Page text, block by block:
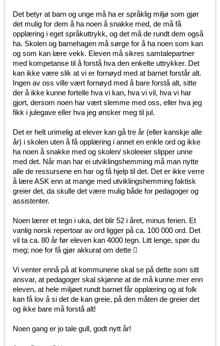
Det betyr at barn og unge må ha er språklig miljø som gjør
det mulig for dem å ha noen å snakke med, de må få
opplæring i eget språkuttrykk, og det må de rundt dem også
ha. Skolen og barnehagen må sørge for å ha noen som kan
og som kan lære vekk. Eleven må sikres samtalepartner
med kompetanse til å forstå hva den enkelte uttrykker. Det
kan ikke være slik at vi er fornøyd med at barnet forstår alt.
Ingen av oss ville vært fornøyd med å bare forstå alt, sitte
der å ikke kunne fortelle hva vi kan, hva vi vil, hva vi har
gjort, dersom noen har vært slemme med oss, eller hva jeg
fikk i julegave eller hva jeg ønsker meg til jul.
Det er helt urimelig at elever kan gå tre år (eller kanskje alle
år) i skolen uten å få opplæring i annet en enkle ord og ikke
ha noen å snakke med og skolen/ skoleeier slipper unne
med det. Når man har ei utviklingshemming må man nytte
alle de ressursene en har og få hjelp til det. Det er ikke verre
å lære ASK enn at mange med utviklingshemming faktisk
greier det, da skulle det være mulig både for pedagoger og
assistenter.
Noen lærer et tegn i uka, det blir 52 i året, minus ferien. Et
vanlig norsk repertoar av ord ligger på ca. 100 000 ord. Det
vil ta ca. 80 år før eleven kan 4000 tegn. Litt lenge, spør du
meg; noe for få gjør akkurat om dette 
Vi venter ennå på at kommunene skal se på dette som sitt
ansvar, at pedagoger skal skjønne at de må kunne mer enn
eleven, at hele miljøet rundt barnet får opplæring og at folk
kan få lov å si det de kan greie, på den måten de greier det
og ikke bare må forstå alt!
Noen gang er jo tale gull, godt nytt år!